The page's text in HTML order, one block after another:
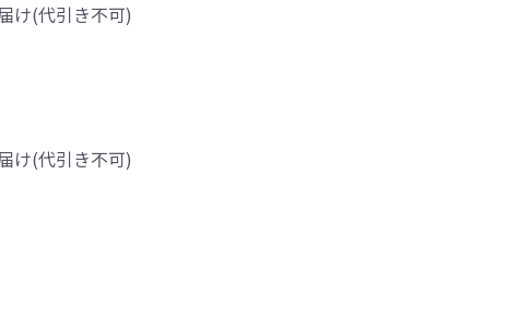
け(代引き不可)
け(代引き不可)